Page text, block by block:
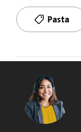
Pasta